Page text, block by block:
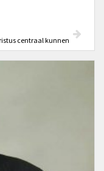
centraal kunnen